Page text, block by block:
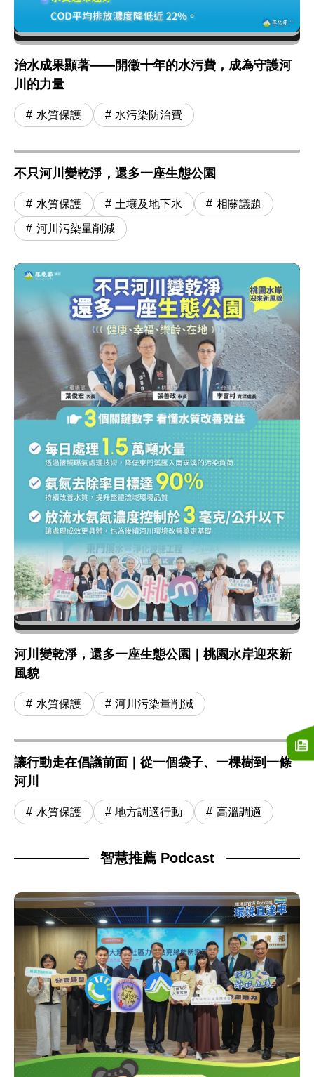
治水成果顯著——開徵十年的水污費，成為守護河
川的力量
水質保護 水污染防治費
不只河川變乾淨，還多一座生態公園
水質保護 土壤及地下水 相關議題
河川污染量削減
河川變乾淨，還多一座生態公園｜桃園水岸迎來新
風貌
水質保護 河川污染量削減
讓行動走在倡議前面｜從一個袋子、一棵樹到一條
河川
水質保護 地方調適行動 高溫調適
智慧推薦 Podcast